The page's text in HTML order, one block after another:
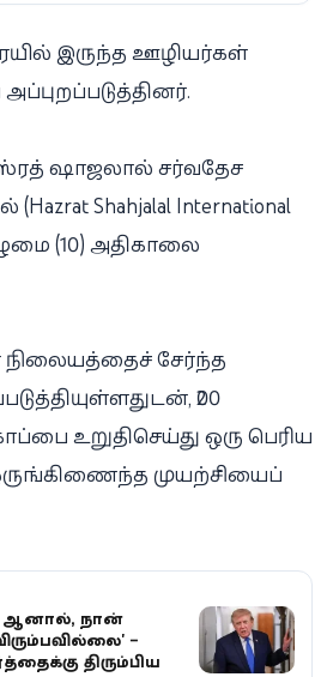
இருந்த ஊழியர்கள்
ஷாஜலால் சர்வதேச
Shahjalal International
(10) அதிகாலை
சேர்ந்த
200
உறுதிசெய்து ஒரு பெரிய
முயற்சியைப்
ஆனால், நான்
–
திரும்பிய